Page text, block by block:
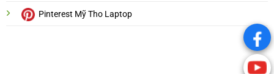
Pinterest Mỹ Tho Laptop
.
.